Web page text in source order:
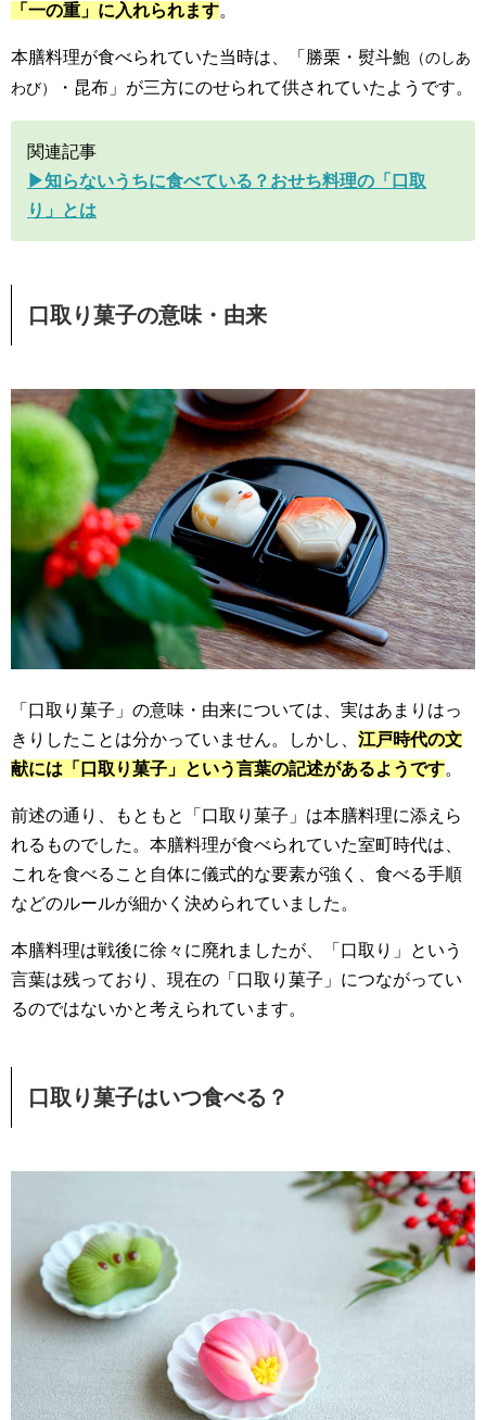
「一の重」に入れられます。
本膳料理が食べられていた当時は、「勝栗・熨斗鮑 （のしあ
わび）
・昆布」が三方にのせられて供されていたようです。
関連記事
▶︎知らないうちに食べている？おせち料理の「口取
り」とは
口取り菓子の意味・由来
「口取り菓子」の意味・由来については、実はあまりはっ
きりしたことは分かっていません。しかし、 江戸時代の文
献には「口取り菓子」という言葉の記述があるようです。
前述の通り、もともと「口取り菓子」は本膳料理に添えら
れるものでした。本膳料理が食べられていた室町時代は、
これを食べること自体に儀式的な要素が強く、食べる手順
などのルールが細かく決められていました。
本膳料理は戦後に徐々に廃れましたが、「口取り」という
言葉は残っており、現在の「口取り菓子」につながってい
るのではないかと考えられています。
口取り菓子はいつ食べる？